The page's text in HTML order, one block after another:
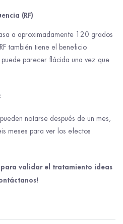
(RF)
a aproximadamente 120 grados
también tiene el beneficio
parecer flácida una vez que
notarse después de un mes,
meses para ver los efectos
validar el tratamiento ideas